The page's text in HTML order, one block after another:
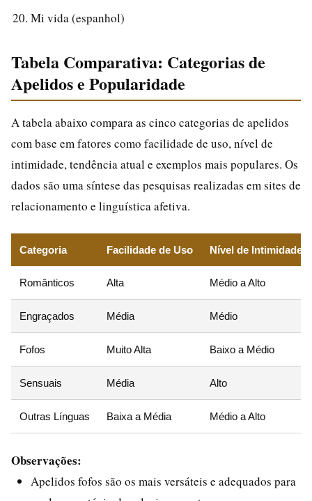
Mi vida (espanhol)
Tabela Comparativa: Categorias de
Apelidos e Popularidade
A tabela abaixo compara as cinco categorias de apelidos
com base em fatores como facilidade de uso, nível de
intimidade, tendência atual e exemplos mais populares. Os
dados são uma síntese das pesquisas realizadas em sites de
relacionamento e linguística afetiva.
Categoria Facilidade de Uso Nível de Intimidade
Românticos Alta Médio a Alto
Engraçados Média Médio
Fofos Muito Alta Baixo a Médio
Sensuais Média Alto
Outras Línguas Baixa a Média Médio a Alto
Observações:
Apelidos fofos são os mais versáteis e adequados para